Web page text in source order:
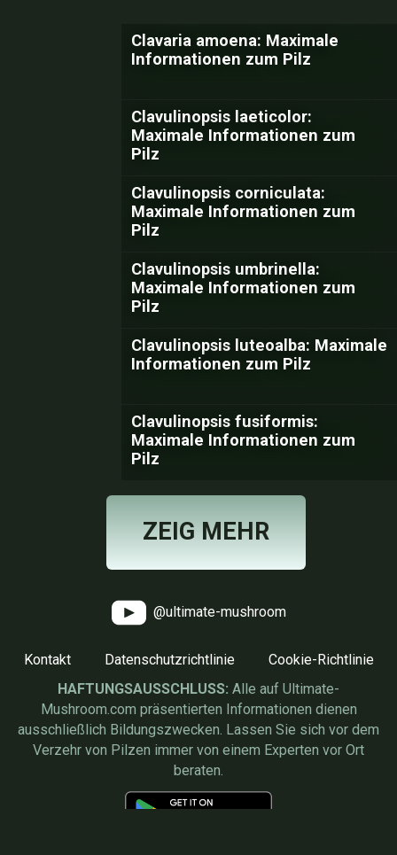
Clavaria amoena: Maximale
Informationen zum Pilz
Clavulinopsis laeticolor:
Maximale Informationen zum
Pilz
Clavulinopsis corniculata:
Maximale Informationen zum
Pilz
Clavulinopsis umbrinella:
Maximale Informationen zum
Pilz
Clavulinopsis luteoalba: Maximale
Informationen zum Pilz
Clavulinopsis fusiformis:
Maximale Informationen zum
Pilz
ZEIG MEHR
@ultimate-mushroom
Kontakt Datenschutzrichtlinie
Cookie-Richtlinie
HAFTUNGSAUSSCHLUSS: Alle auf Ultimate-
Mushroom.com präsentierten Informationen dienen
ausschließlich Bildungszwecken. Lassen Sie sich vor dem
Verzehr von Pilzen immer von einem Experten vor Ort
beraten.